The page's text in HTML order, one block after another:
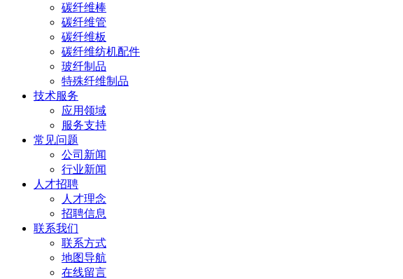
碳纤维棒
碳纤维管
碳纤维板
碳纤维纺机配件
玻纤制品
特殊纤维制品
技术服务
应用领域
服务支持
常见问题
公司新闻
行业新闻
人才招聘
人才理念
招聘信息
联系我们
联系方式
地图导航
在线留言